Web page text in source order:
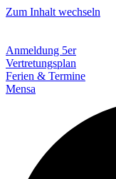
Zum Inhalt wechseln
Anmeldung 5er
Vertretungsplan
Ferien & Termine
Mensa